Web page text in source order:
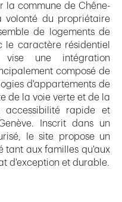
la commune de Chêne-
volonté du propriétaire
de logements de
le caractère résidentiel
vise une intégration
composé de
d'appartements de
de la voie verte et de la
rapide et
Inscrit dans un
le site propose un
tant aux familles qu'aux
d'exception et durable.